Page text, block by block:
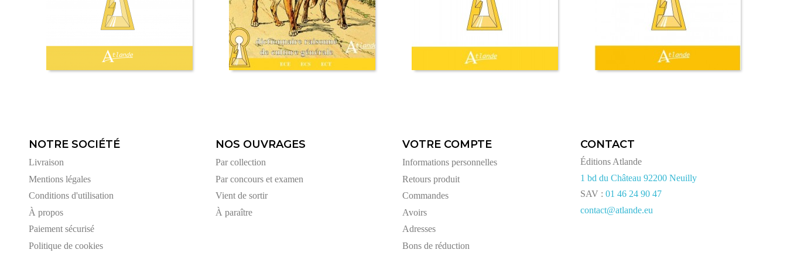
NOTRE SOCIÉTÉ
Livraison
Mentions légales
Conditions d'utilisation
À propos
Paiement sécurisé
Politique de cookies
NOS OUVRAGES
Par collection
Par concours et examen
Vient de sortir
À paraître
VOTRE COMPTE
Informations personnelles
Retours produit
Commandes
Avoirs
Adresses
Bons de réduction
CONTACT
Éditions Atlande
1 bd du Château 92200 Neuilly
SAV :01 46 24 90 47
contact@atlande.eu